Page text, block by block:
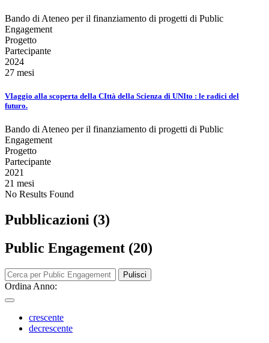
Bando di Ateneo per il finanziamento di progetti di Public
Engagement
Progetto
Partecipante
2024
27 mesi
VIaggio alla scoperta della CIttà della Scienza di UNIto : le radici del
futuro.
Bando di Ateneo per il finanziamento di progetti di Public
Engagement
Progetto
Partecipante
2021
21 mesi
No Results Found
Pubblicazioni (3)
Public Engagement (20)
Pulisci
Ordina Anno:
crescente
decrescente